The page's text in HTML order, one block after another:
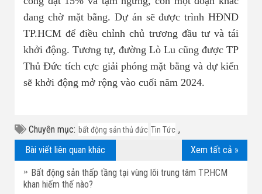
đang chờ mặt bằng. Dự án sẽ được trình HĐND
TP.HCM để điều chỉnh chủ trương đầu tư và tái
khởi động. Tương tự, đường Lò Lu cũng được TP
Thủ Đức tích cực giải phóng mặt bằng và dự kiến
sẽ khởi động mở rộng vào cuối năm 2024.
Chuyên mục: bất động sản thủ đức ,
Tin Tức
Xem tất cả »
Bài viết liên quan khác
Bất động sản thấp tầng tại vùng lõi trung tâm TP.HCM
khan hiếm thế nào?